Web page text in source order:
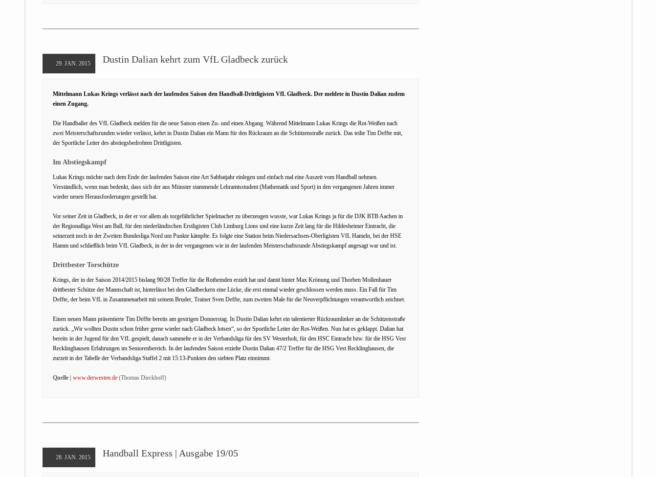
29. JAN. 2015 Dustin Dalian kehrt zum VfL Gladbeck zurück
Mittelmann Lukas Krings verlässt nach der laufenden Saison den Handball-Drittligisten VfL Gladbeck. Der meldete in Dustin Dalian zudem
einen Zugang.
Die Handballer des VfL Gladbeck melden für die neue Saison einen Zu- und einen Abgang. Während Mittelmann Lukas Krings die Rot-Weißen nach
zwei Meisterschaftsrunden wieder verlässt, kehrt in Dustin Dalian ein Mann für den Rückraum an die Schützenstraße zurück. Das teilte Tim Deffte mit,
der Sportliche Leiter des abstiegsbedrohten Drittligisten.
Im Abstiegskampf
Lukas Krings möchte nach dem Ende der laufenden Saison eine Art Sabbatjahr einlegen und einfach mal eine Auszeit vom Handball nehmen.
Verständlich, wenn man bedenkt, dass sich der aus Münster stammende Lehramtsstudent (Mathematik und Sport) in den vergangenen Jahren immer
wieder neuen Herausforderungen gestellt hat.
Vor seiner Zeit in Gladbeck, in der er vor allem als torgefährlicher Spielmacher zu überzeugen wusste, war Lukas Krings ja für die DJK BTB Aachen in
der Regionalliga West am Ball, für den niederländischen Erstligisten Club Limburg Lions und eine kurze Zeit lang für die Hildesheimer Eintracht, die
seinerzeit noch in der Zweiten Bundesliga Nord um Punkte kämpfte. Es folgte eine Station beim Niedersachsen-Oberligisten VfL Hameln, bei der HSE
Hamm und schließlich beim VfL Gladbeck, in der in der vergangenen wie in der laufenden Meisterschaftsrunde Abstiegskampf angesagt war und ist.
Drittbester Torschütze
Krings, der in der Saison 2014/2015 bislang 90/28 Treffer für die Rothemden erzielt hat und damit hinter Max Krönung und Thorben Mollenhauer
drittbester Schütze der Mannschaft ist, hinterlässt bei den Gladbeckern eine Lücke, die erst einmal wieder geschlossen werden muss. Ein Fall für Tim
Deffte, der beim VfL in Zusammenarbeit mit seinem Bruder, Trainer Sven Deffte, zum zweiten Male für die Neuverpflichtungen verantwortlich zeichnet.
Einen neuen Mann präsentierte Tim Deffte bereits am gestrigen Donnerstag. In Dustin Dalian kehrt ein talentierter Rückraumlinker an die Schützenstraße
zurück. „Wir wollten Dustin schon früher gerne wieder nach Gladbeck lotsen“, so der Sportliche Leiter der Rot-Weißen. Nun hat es geklappt. Dalian hat
bereits in der Jugend für den VfL gespielt, danach sammelte er in der Verbandsliga für den SV Westerholt, für den HSC Eintracht bzw. für die HSG Vest
Recklinghausen Erfahrungen im Seniorenbereich. In der laufenden Saison erzielte Dustin Dalian 47/2 Treffer für die HSG Vest Recklinghausen, die
zurzeit in der Tabelle der Verbandsliga Staffel 2 mit 15:13-Punkten den siebten Platz einnimmt.
Quelle | www.derwesten.de (Thomas Dieckhoff)
28. JAN. 2015 Handball Express | Ausgabe 19/05